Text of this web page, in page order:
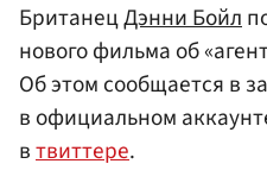
БританецДэнни Бойл
нового фильма об
Об этом сообщается в
в официальном
втвиттере.